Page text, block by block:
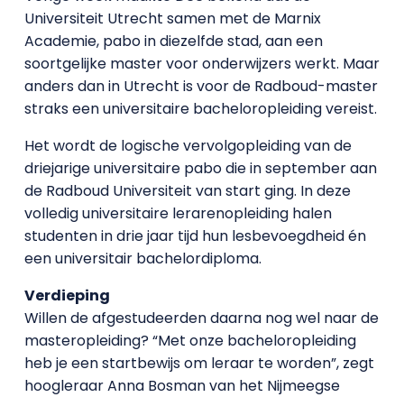
Universiteit Utrecht samen met de Marnix
Academie, pabo in diezelfde stad, aan een
soortgelijke master voor onderwijzers werkt. Maar
anders dan in Utrecht is voor de Radboud-master
straks een universitaire bacheloropleiding vereist.
Het wordt de logische vervolgopleiding van de
driejarige universitaire pabo die in september aan
de Radboud Universiteit van start ging. In deze
volledig universitaire lerarenopleiding halen
studenten in drie jaar tijd hun lesbevoegdheid én
een universitair bachelordiploma.
Verdieping
Willen de afgestudeerden daarna nog wel naar de
masteropleiding? “Met onze bacheloropleiding
heb je een startbewijs om leraar te worden”, zegt
hoogleraar Anna Bosman van het Nijmeegse